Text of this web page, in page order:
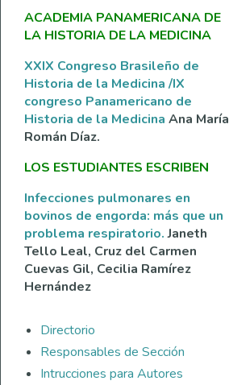
ACADEMIA PANAMERICANA DE
LA HISTORIA DE LA MEDICINA
XXIX Congreso Brasileño de
Historia de la Medicina /IX
congreso Panamericano de
Historia de la Medicina Ana María
Román Díaz.
LOS ESTUDIANTES ESCRIBEN
Infecciones pulmonares en
bovinos de engorda: más que un
problema respiratorio.Janeth
Tello Leal, Cruz del Carmen
Cuevas Gil, Cecilia Ramírez
Hernández
Directorio
Responsables de Sección
Intrucciones para Autores